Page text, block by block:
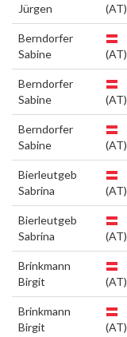
Jürgen
(AT)
Berndorfer
Sabine
(AT)
Berndorfer
Sabine
(AT)
Berndorfer
Sabine
(AT)
Bierleutgeb
Sabrina
(AT)
Bierleutgeb
Sabrina
(AT)
Brinkmann
Birgit
(AT)
Brinkmann
Birgit
(AT)